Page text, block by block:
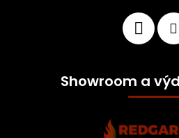
Showroom a